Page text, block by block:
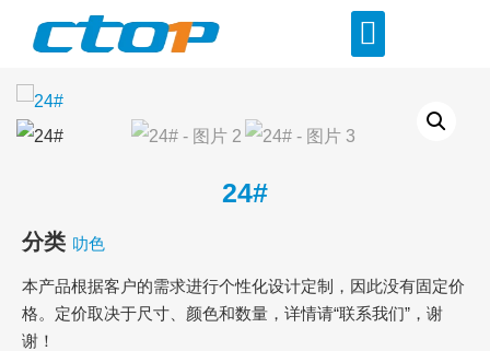
24#
分类 叻色
本产品根据客户的需求进行个性化设计定制，因此没有固定价
格。定价取决于尺寸、颜色和数量，详情请“联系我们”，谢
谢！